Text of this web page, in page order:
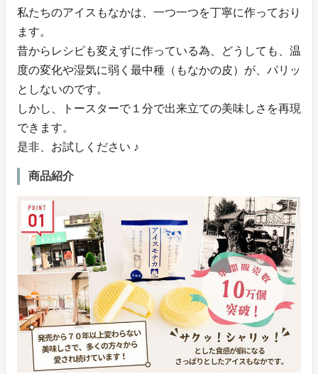
私たちのアイスもなかは、一つ一つを丁寧に作っており
ます。
昔からレシピも変えずに作っている為、どうしても、温
度の変化や湿気に弱く最中種（もなかの皮）が、パリッ
としないのです。
しかし、トースターで１分で出来立ての美味しさを再現
できます。
是非、お試しください ♪
商品紹介